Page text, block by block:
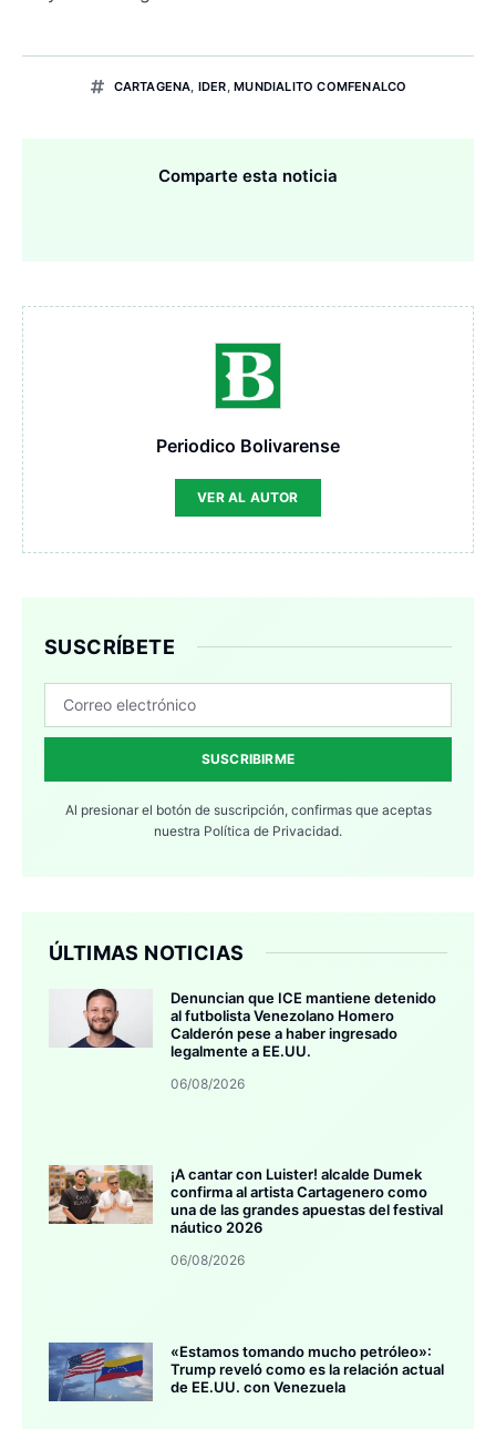
CARTAGENA, IDER,MUNDIALITO COMFENALCO
Comparte esta noticia
Periodico Bolivarense
VER AL AUTOR
SUSCRÍBETE
SUSCRIBIRME
Al presionar el botón de suscripción, confirmas que aceptas
nuestra Política de Privacidad.
ÚLTIMAS NOTICIAS
Denuncian que ICE mantiene detenido
al futbolista Venezolano Homero
Calderón pese a haber ingresado
legalmente a EE.UU.
06/08/2026
¡A cantar con Luister! alcalde Dumek
confirma al artista Cartagenero como
una de las grandes apuestas del festival
náutico 2026
06/08/2026
«Estamos tomando mucho petróleo»:
Trump reveló como es la relación actual
de EE.UU. con Venezuela